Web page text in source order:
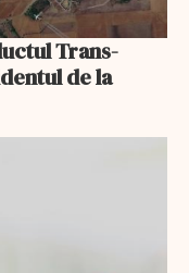
Trans-
de la